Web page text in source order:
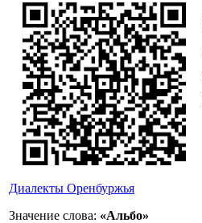
Диалекты Оренбуржья
Значение слова: «Альбо»